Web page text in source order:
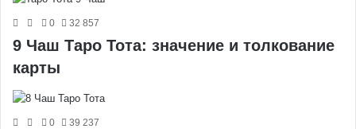
0 32 857
9 Чаш Таро Тота: значение и толкование
карты
0 39 237